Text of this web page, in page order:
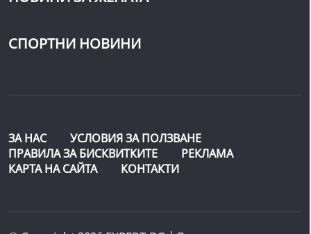
СПОРТНИ НОВИНИ
ЗА НАС
УСЛОВИЯ ЗА ПОЛЗВАНЕ
ПРАВИЛА ЗА БИСКВИТКИТЕ
РЕКЛАМА
КАРТА НА САЙТА
КОНТАКТИ